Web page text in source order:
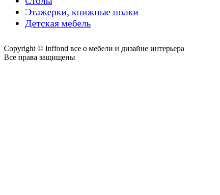
Этажерки, книжные полки
Детская мебель
Copyright © Inffond все о мебели и дизайне интерьера
Все права защищены